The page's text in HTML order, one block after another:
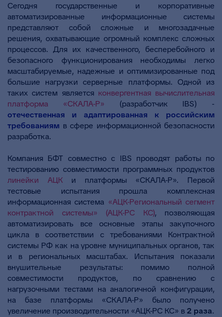
Сегодня государственные и корпоративные
автоматизированные информационные системы
представляют собой сложные и многозадачные
решения, охватывающие огромный комплекс сложных
процессов. Для их качественного, бесперебойного и
безопасного функционирования необходимы легко
масштабируемые, надежные и оптимизированные под
большие нагрузки серверные платформы. Одной из
таких систем является конвергентная вычислительная
платформа «СКАЛА-Р» (разработчик IBS) -
отечественная и адаптированная к российским
требованиям в сфере информационной безопасности
разработка.
Компания БФТ совместно с IBS проводят работы по
тестированию совместимости программных продуктов
линейки АЦКи платформы «СКАЛА-Р». Первой
тестовые испытания прошла комплексная
информационная система «АЦК-Региональный сегмент
контрактной системы» (АЦК-РС КС), позволяющая
автоматизировать все основные этапы закупочного
цикла в соответствии с требованиями Контрактной
системы РФ как на уровне муниципальных органов, так
и в региональных масштабах. Испытания показали
внушительные результаты: помимо полной
совместимости продуктов, по сравнению с
нагрузочными тестами на аналогичной конфигурации,
на базе платформы «СКАЛА-Р» было получено
увеличение производительности «АЦК-РС КС» в 2 раза.